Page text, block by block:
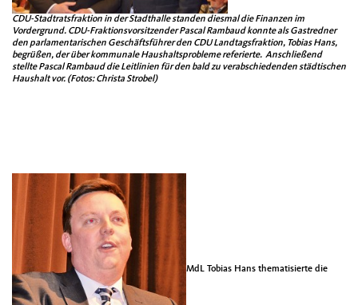
CDU-Stadtratsfraktion in der Stadthalle standen diesmal die Finanzen im
Vordergrund. CDU-Fraktionsvorsitzender Pascal Rambaud konnte als Gastredner
den parlamentarischen Geschäftsführer den CDU Landtagsfraktion, Tobias Hans,
begrüßen, der über kommunale Haushaltsprobleme referierte. Anschließend
stellte Pascal Rambaud die Leitlinien für den bald zu verabschiedenden städtischen
Haushalt vor. (Fotos: Christa Strobel)
MdL Tobias Hans thematisierte die